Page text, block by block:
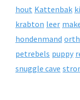
hout Kattenbak
krabton leer
hondenmand
petrebels puppy
snuggle cave